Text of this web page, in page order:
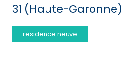
31 (Haute-Garonne)
residence neuve